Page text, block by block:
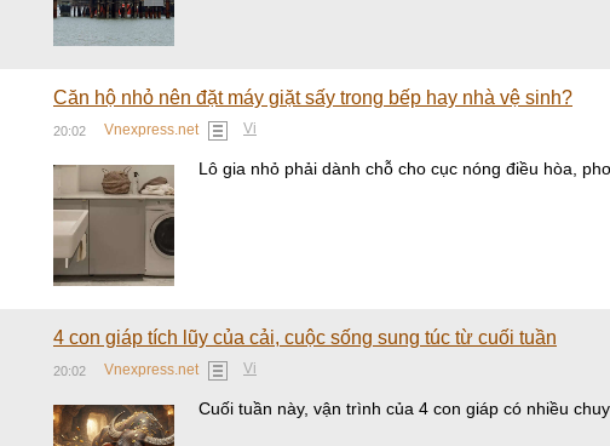
Căn hộ nhỏ nên đặt máy giặt sấy trong bếp hay nhà vệ sinh?
20:02 Vnexpress.net Vi
Lô gia nhỏ phải dành chỗ cho cục nóng điều hòa,
4 con giáp tích lũy của cải, cuộc sống sung túc từ cuối tuần
20:02 Vnexpress.net Vi
Cuối tuần này, vận trình của 4 con giáp có nhiều